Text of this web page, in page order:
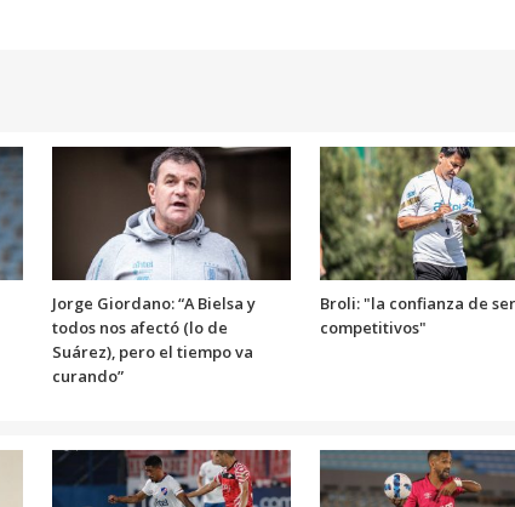
Jorge Giordano: “A Bielsa y
todos nos afectó (lo de
Suárez), pero el tiempo va
curando”
Broli: "la confianza de ser
competitivos"